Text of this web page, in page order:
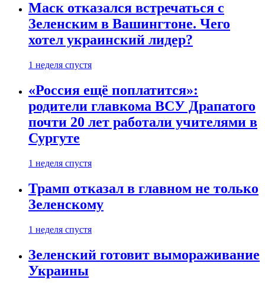
Маск отказался встречаться с
Зеленским в Вашингтоне. Чего
хотел украинский лидер?
1 неделя спустя
«Россия ещё поплатится»:
родители главкома ВСУ Драпатого
почти 20 лет работали учителями в
Сургуте
1 неделя спустя
Трамп отказал в главном не только
Зеленскому
1 неделя спустя
Зеленский готовит вымораживание
Украины